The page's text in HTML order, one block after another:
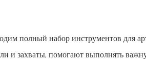
полный набор инструментов для
и захваты, помогают выполнять